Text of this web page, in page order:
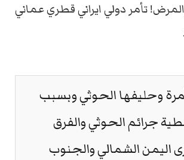
تأمر دولي ايراني قطري عماني
وحليفها الحوثي وبسبب
جرائم الحوثي والفرق
اليمن الشمالي والجنوب